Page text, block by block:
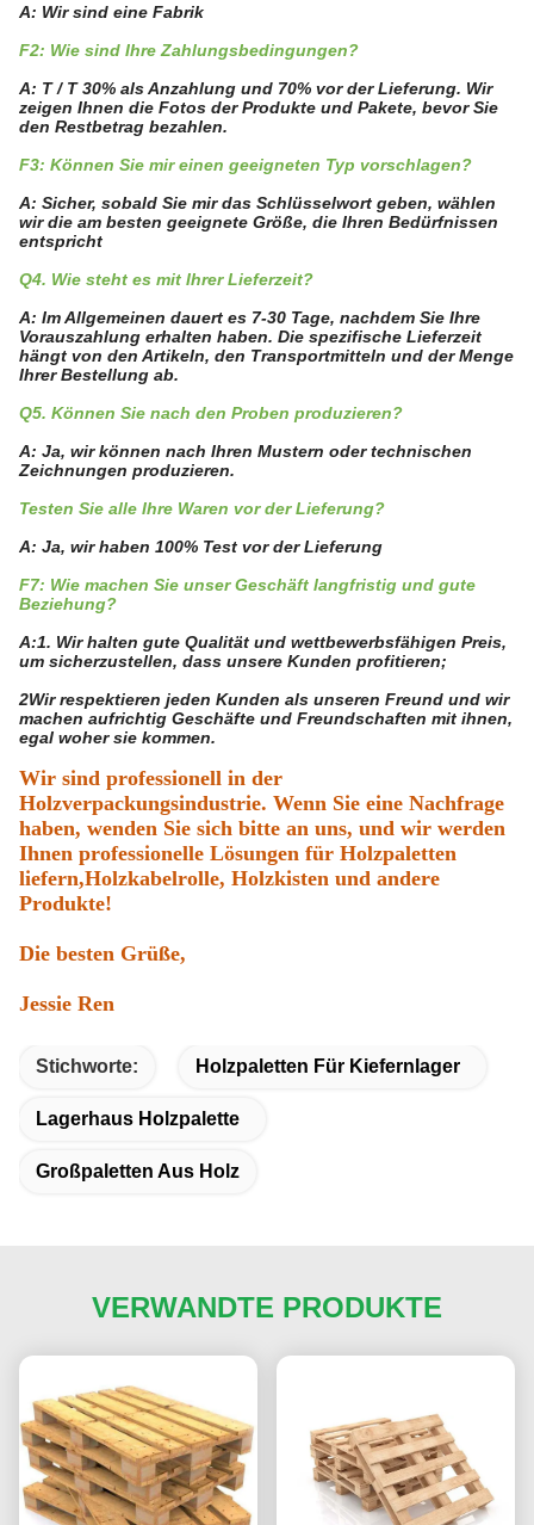
A: Wir sind eine Fabrik
F2: Wie sind Ihre Zahlungsbedingungen?
A: T / T 30% als Anzahlung und 70% vor der Lieferung. Wir
zeigen Ihnen die Fotos der Produkte und Pakete, bevor Sie
den Restbetrag bezahlen.
F3: Können Sie mir einen geeigneten Typ vorschlagen?
A: Sicher, sobald Sie mir das Schlüsselwort geben, wählen
wir die am besten geeignete Größe, die Ihren Bedürfnissen
entspricht
Q4. Wie steht es mit Ihrer Lieferzeit?
A: Im Allgemeinen dauert es 7-30 Tage, nachdem Sie Ihre
Vorauszahlung erhalten haben. Die spezifische Lieferzeit
hängt von den Artikeln, den Transportmitteln und der Menge
Ihrer Bestellung ab.
Q5. Können Sie nach den Proben produzieren?
A: Ja, wir können nach Ihren Mustern oder technischen
Zeichnungen produzieren.
Testen Sie alle Ihre Waren vor der Lieferung?
A: Ja, wir haben 100% Test vor der Lieferung
F7: Wie machen Sie unser Geschäft langfristig und gute
Beziehung?
A:1. Wir halten gute Qualität und wettbewerbsfähigen Preis,
um sicherzustellen, dass unsere Kunden profitieren;
2Wir respektieren jeden Kunden als unseren Freund und wir
machen aufrichtig Geschäfte und Freundschaften mit ihnen,
egal woher sie kommen.
Wir sind professionell in der
Holzverpackungsindustrie. Wenn Sie eine Nachfrage
haben, wenden Sie sich bitte an uns, und wir werden
Ihnen professionelle Lösungen für Holzpaletten
liefern,Holzkabelrolle, Holzkisten und andere
Produkte!
Die besten Grüße,
Jessie Ren
Stichworte: Holzpaletten Für Kiefernlager
Lagerhaus Holzpalette
Großpaletten Aus Holz
VERWANDTE PRODUKTE